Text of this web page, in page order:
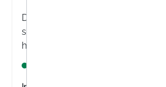
Die BIOCHEMIE PFLÜGER® Nr.
sulfuricum D 6 Tabletten sind
homöopathisches Arzneimittel,